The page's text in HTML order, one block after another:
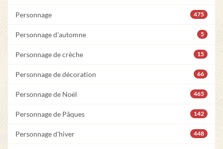
Personnage 475
Personnage d'automne 5
Personnage de crèche 15
Personnage de décoration 66
Personnage de Noël 465
Personnage de Pâques 142
Personnage d'hiver 448